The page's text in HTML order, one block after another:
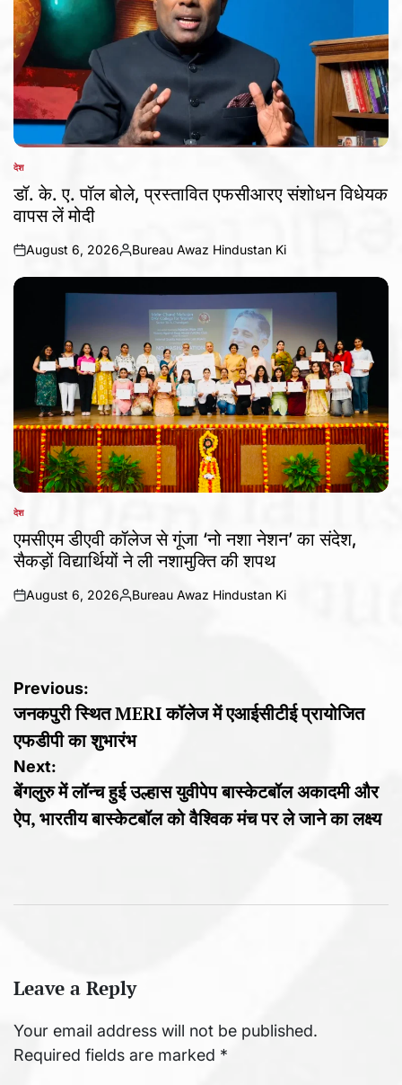
POSTED
देश
डॉ. के. ए. पॉल बोले, प्रस्तावित एफसीआरए संशोधन विधेयक
वापस लें मोदी
on
August 6, 2026
Posted
by
Bureau Awaz Hindustan Ki
POSTED
देश
एमसीएम डीएवी कॉलेज से गूंजा ‘नो नशा नेशन’ का संदेश,
सैकड़ों विद्यार्थियों ने ली नशामुक्ति की शपथ
on
August 6, 2026
Posted
Bureau Awaz Hindustan Ki
Post
navigation
Previous:
जनकपुरी स्थित MERI कॉलेज में एआईसीटीई प्रायोजित
एफडीपी का शुभारंभ
Next:
बेंगलुरु में लॉन्च हुई उल्हास युवीपेप बास्केटबॉल अकादमी और
ऐप, भारतीय बास्केटबॉल को वैश्विक मंच पर ले जाने का लक्ष्य
Leave a Reply
Your email address will not be published.
Required fields are marked *